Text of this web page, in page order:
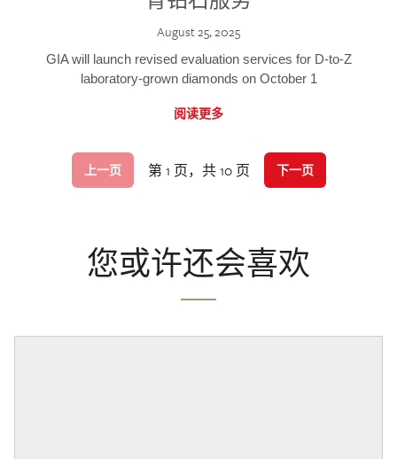
August 25, 2025
GIA will launch revised evaluation services for D-to-Z
laboratory-grown diamonds on October 1
阅读更多
上一页 第 1 页，共 10 页 下一页
您或许还会喜欢